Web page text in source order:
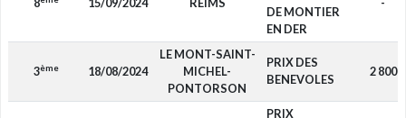
DE MONTIER
EN DER
3ème 18/08/2024
LE MONT-SAINT-
MICHEL-
PONTORSON
PRIX DES
BENEVOLES
2 800
PRIX